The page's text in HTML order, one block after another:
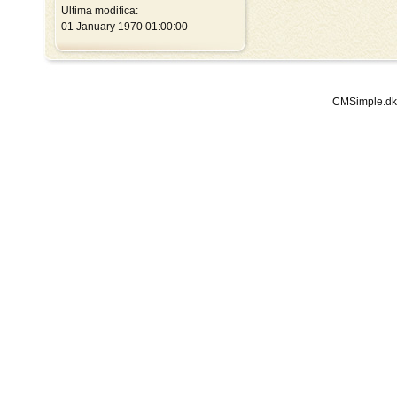
Ultima modifica:
01 January 1970 01:00:00
CMSimple.dk